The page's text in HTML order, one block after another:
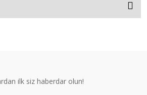
ilk siz haberdar olun!